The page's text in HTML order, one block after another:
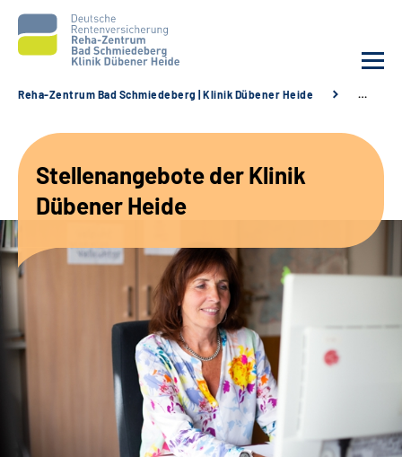
Unsere Angebote
Karriere
Sozialdienste & Zuweisende
Leichte Sprache
Reha-Zentrum Bad Schmiedeberg | Klinik Dübener Heide …
Stellenangebote der Klinik
Dübener Heide